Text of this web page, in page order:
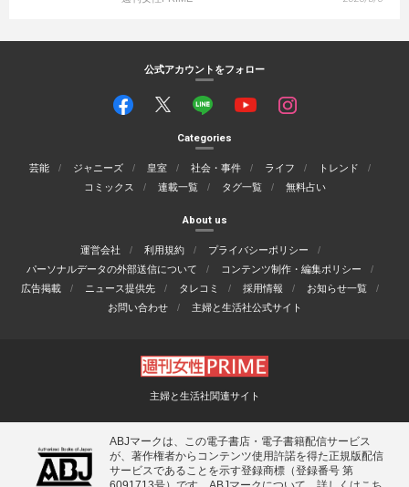
公式アカウントをフォロー
Categories
芸能 ジャニーズ 皇室 社会・事件 ライフ
トレンド
コミックス
連載一覧 タグ一覧 無料占い
About us
運営会社 利用規約
プライバシーポリシー
パーソナルデータの外部送信について
コンテンツ制作・編集ポリシー
広告掲載
ニュース提供先 タレコミ 採用情報
お知らせ一覧
お問い合わせ
主婦と生活社公式サイト
主婦と生活社関連サイト
ABJマークは、この電子書店・電子書籍配信サービス
が、著作権者からコンテンツ使用許諾を得た正規版配信
サービスであることを示す登録商標（登録番号 第